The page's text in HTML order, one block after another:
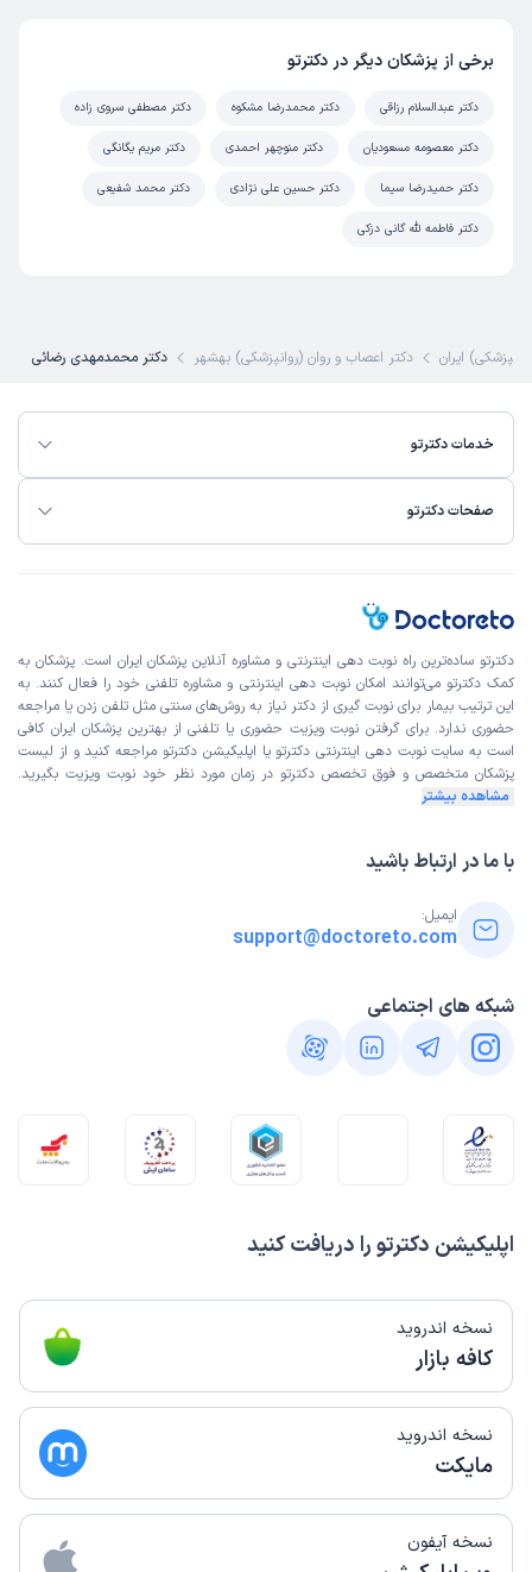
برخی از پزشکان دیگر در دکترتو
دکتر عبدالسلام رزاقی دکتر محمدرضا مشکوه دکتر مصطفی سروی زاده
دکتر معصومه مسعودیان دکتر منوچهر احمدی دکتر مریم یگانگی
دکتر حمیدرضا سیما دکتر حسین علی نژادی دکتر محمد شفیعی
دکتر فاطمه لله گانی دزکی
ایران دکتر اعصاب و روان (روانپزشکی) بهشهر دکتر محمدمهدی رضائی
خدمات دکترتو
صفحات دکترتو
اپلیکیشن دکترتو را دریافت کنید
نسخه اندروید
کافه بازار
نسخه اندروید
مایکت
نسخه آیفون
دکترتو ساده‌ترین راه نوبت‌ دهی اینترنتی و مشاوره آنلاین پزشکان ایران است. پزشکان به
کمک دکترتو می‌توانند امکان نوبت دهی اینترنتی و مشاوره تلفنی خود را فعال کنند. به
این ترتیب بیمار برای نوبت گیری از دکتر نیاز به روش‌های سنتی مثل تلفن زدن یا مراجعه
حضوری ندارد. برای گرفتن نوبت ویزیت حضوری یا تلفنی از بهترین پزشکان ایران کافی
است به سایت نوبت دهی اینترنتی دکترتو یا اپلیکیشن دکترتو مراجعه کنید و از لیست
پزشکان متخصص و فوق تخصص دکترتو در زمان مورد نظر خود نوبت ویزیت بگیرید.
مشاهده بیشتر
با ما در ارتباط باشید
ایمیل:
support@doctoreto.com
شبکه های اجتماعی